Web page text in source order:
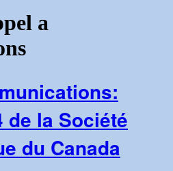
a
de la Société
du Canada